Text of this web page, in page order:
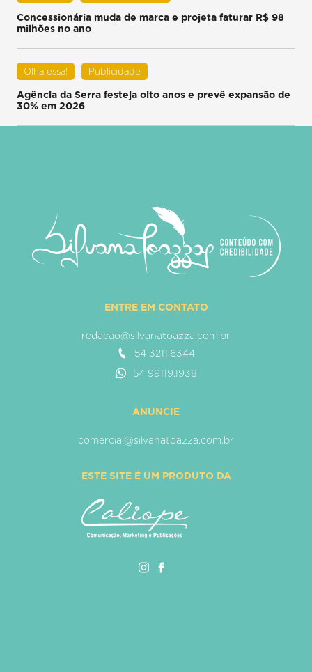
Concessionária muda de marca e projeta faturar R$ 98
milhões no ano
Olha essa! Publicidade
Agência da Serra festeja oito anos e prevê expansão de
30% em 2026
ENTRE EM CONTATO
redacao@silvanatoazza.com.br
54 3211.6344
54 99119.1938
ANUNCIE
comercial@silvanatoazza.com.br
ESTE SITE É UM PRODUTO DA